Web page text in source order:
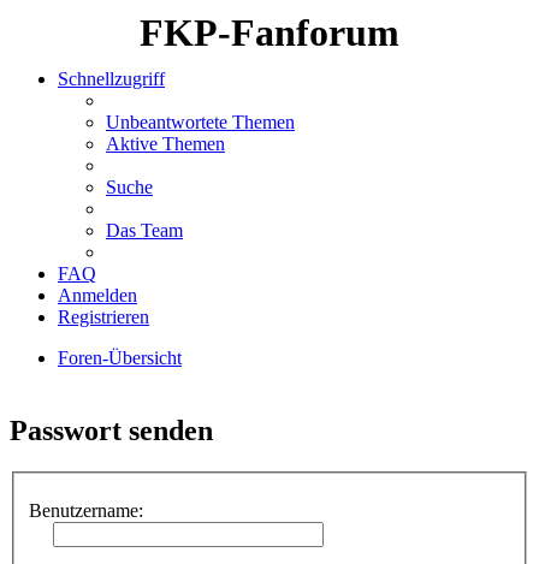
FKP-Fanforum
Schnellzugriff
Unbeantwortete Themen
Aktive Themen
Suche
Das Team
FAQ
Anmelden
Registrieren
Foren-Übersicht
Passwort senden
Benutzername: